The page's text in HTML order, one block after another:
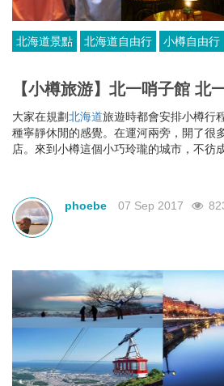
北海道景點 北海道自由行 小樽自由行
【小樽旅游】北一哨子館 北
大家在規劃北海道旅遊時都會安排小樽行程
種寧靜休閒的感覺。在運河兩旁，開了很
店。來到小樽這個小巧玲瓏的城市，不彷
phoebe 07 Sep 2017